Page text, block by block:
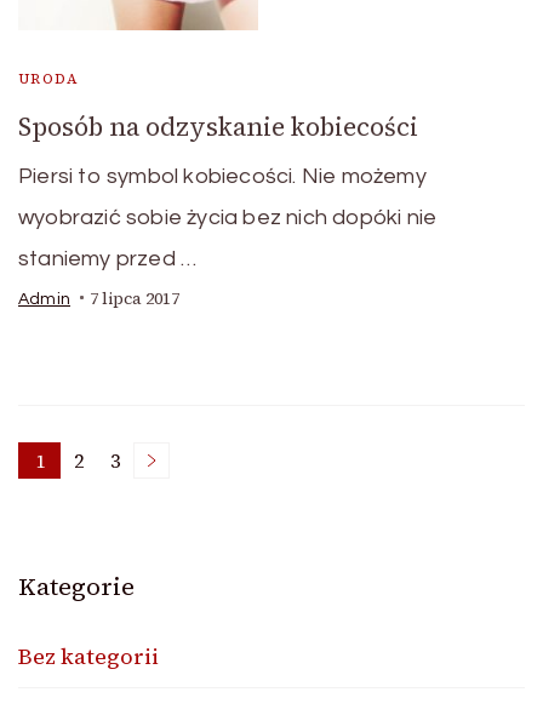
URODA
Sposób na odzyskanie kobiecości
Piersi to symbol kobiecości. Nie możemy
wyobrazić sobie życia bez nich dopóki nie
staniemy przed …
Admin 7 lipca 2017
Nawigacja
wpisach
Page
1 Page
2 Page
3
Kategorie
Bez kategorii